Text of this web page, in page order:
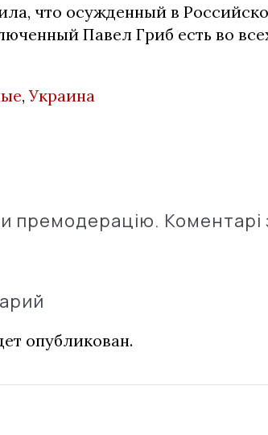
что осужденный в
Павел Гриб есть во
,Украина
премодерацію. Коментарі
опубликован.